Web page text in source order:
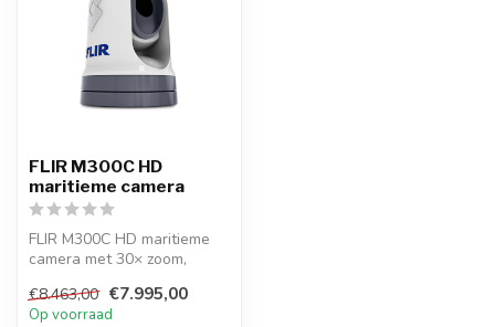
FLIR M300C HD
maritieme camera
FLIR M300C HD maritieme
camera met 30× zoom,
ClearCruise AR ...
€8.463,00 €7.995,00
Op voorraad